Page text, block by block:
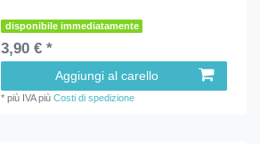
disponibile immediatamente
3,90 € *
Aggiungi al carello
*più IVApiùCosti di spedizione